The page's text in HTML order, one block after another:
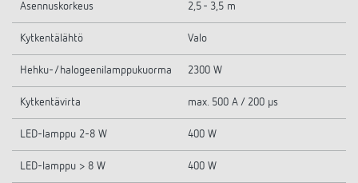
Asennuskorkeus 2,5 - 3,5 m
Kytkentälähtö Valo
Hehku-/halogeenilamppukuorma 2300 W
Kytkentävirta max. 500 A / 200 µs
LED-lamppu 2-8 W 400 W
LED-lamppu > 8 W 400 W